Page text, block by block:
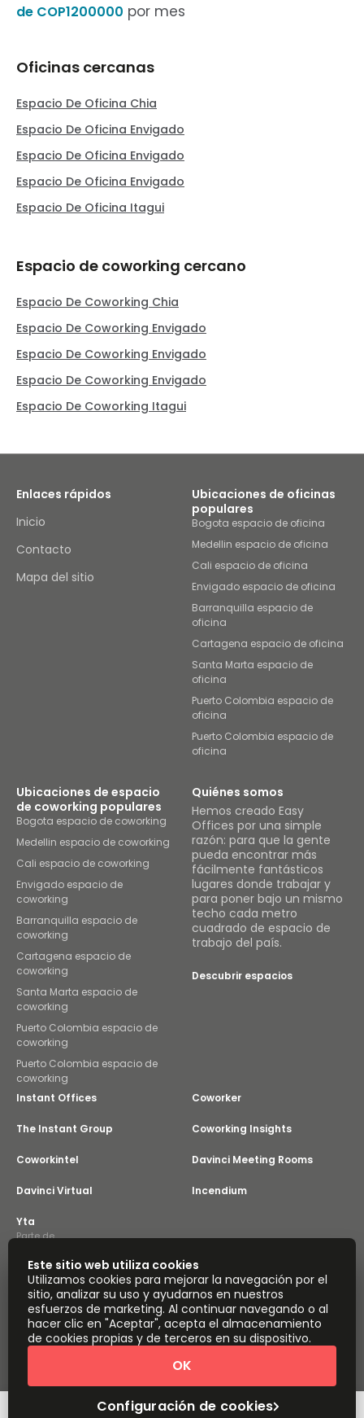
de COP1200000 por mes
Oficinas cercanas
Espacio De Oficina Chia
Espacio De Oficina Envigado
Espacio De Oficina Envigado
Espacio De Oficina Envigado
Espacio De Oficina Itagui
Espacio de coworking cercano
Espacio De Coworking Chia
Espacio De Coworking Envigado
Espacio De Coworking Envigado
Espacio De Coworking Envigado
Espacio De Coworking Itagui
Enlaces rápidos
Inicio
Contacto
Mapa del sitio
Ubicaciones de oficinas
populares
Bogota espacio de oficina
Medellin espacio de oficina
Cali espacio de oficina
Envigado espacio de oficina
Barranquilla espacio de
oficina
Cartagena espacio de oficina
Santa Marta espacio de
oficina
Puerto Colombia espacio de
oficina
Puerto Colombia espacio de
oficina
Ubicaciones de espacio
de coworking populares
Bogota espacio de coworking
Medellin espacio de coworking
Cali espacio de coworking
Envigado espacio de
coworking
Barranquilla espacio de
coworking
Cartagena espacio de
coworking
Santa Marta espacio de
coworking
Puerto Colombia espacio de
coworking
Puerto Colombia espacio de
coworking
Quiénes somos
Hemos creado Easy
Offices por una simple
razón: para que la gente
pueda encontrar más
fácilmente fantásticos
lugares donde trabajar y
para poner bajo un mismo
techo cada metro
cuadrado de espacio de
trabajo del país.
Descubrir espacios
Instant Offices Coworker
The Instant Group Coworking Insights
Coworkintel Davinci Meeting Rooms
Davinci Virtual Incendium
Yta
Parte de
Instant Group
Mapa del sitio Términos
Privacidad
Declaración sobre la esclavitud moderna
Configuración de cookies
Acerca de
Copyright © 2026 Easy Offices. Todos los derechos
reservados.
Este sitio web utiliza cookies
Utilizamos cookies para mejorar la navegación por el
sitio, analizar su uso y ayudarnos en nuestros
esfuerzos de marketing. Al continuar navegando o al
hacer clic en "Aceptar", acepta el almacenamiento
de cookies propias y de terceros en su dispositivo.
Configuración de cookies
OK